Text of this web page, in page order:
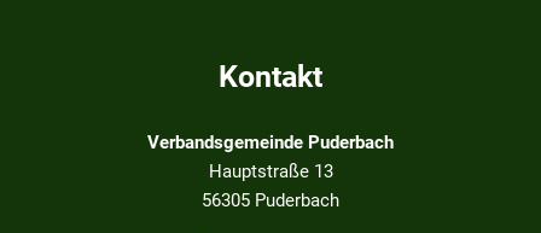
Kontakt
Verbandsgemeinde Puderbach
Hauptstraße 13
56305 Puderbach